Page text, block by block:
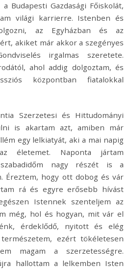
Budapesti Gazdasági Főiskolát,
világi karrierre. Istenben és
az Egyházban és az
akiket már akkor a szegényes
irgalmas szeretete.
ahol addig dolgoztam, és
központban fiatalokkal
Szerzetesi és Hittudományi
is akartam azt, amiben már
egy lelkiatyát, aki a mai napig
életemet. Naponta jártam
nagy részét is a
Éreztem, hogy ott dobog és vár
rá és egyre erősebb hívást
Istennek szenteljem az
még, hol és hogyan, mit vár el
érdeklődő, nyitott és elég
ezért tökéletesen
magam a szerzetességre.
hallottam a lelkemben Isten